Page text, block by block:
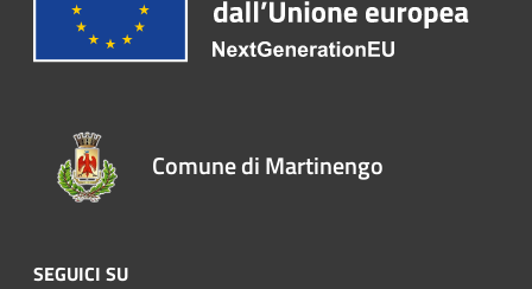
Comune di Martinengo
SEGUICI SU